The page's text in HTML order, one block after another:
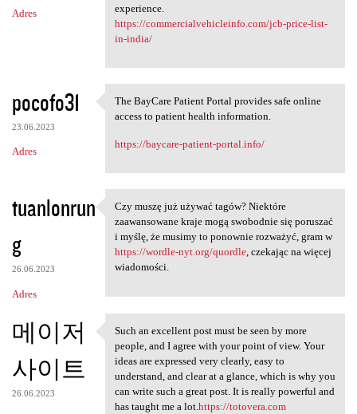
Adres
experience.
https://commercialvehicleinfo.com/jcb-price-list-
in-india/
pocofo31
23.06.2023
Adres
The BayCare Patient Portal
The BayCare Patient Portal provides safe online
access to patient health information.
https://baycare-patient-portal.info/
tuanlonrun
g
26.06.2023
Adres
Czy muszę już używać tagów?
Czy muszę już używać tagów? Niektóre
zaawansowane kraje mogą swobodnie się poruszać
i myślę, że musimy to ponownie rozważyć, gram w
https://wordle-nyt.org/quordle, czekając na więcej
wiadomości.
메이저
사이트
26.06.2023
Such an excellent post must
Such an excellent post must be seen by more
people, and I agree with your point of view. Your
ideas are expressed very clearly, easy to
understand, and clear at a glance, which is why you
can write such a great post. It is really powerful and
has taught me a lot.https://totovera.com